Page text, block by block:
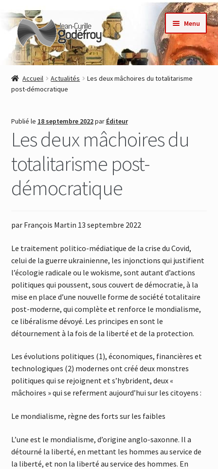
Aller
à
la
navigation
Aller
au
contenu
Menu
Accueil
Nos collections
Auteurs
Actualités
Contact
Commande
Accueil Actualités
Les deux mâchoires du totalitarisme
post-démocratique
Publié le 18 septembre 2022par Éditeur
Les deux mâchoires du
totalitarisme post-
démocratique
par François Martin 13 septembre 2022
Le traitement politico-médiatique de la crise du Covid,
celui de la guerre ukrainienne, les injonctions qui justifient
l’écologie radicale ou le wokisme, sont autant d’actions
politiques qui poussent, sous couvert de démocratie, à la
mise en place d’une nouvelle forme de société totalitaire
post-moderne, qui complète et renforce le mondialisme,
ce libéralisme dévoyé. Les principes en sont le
détournement à la fois de la liberté et de la protection.
Les évolutions politiques (1), économiques, financières et
technologiques (2) modernes ont créé deux monstres
politiques qui se rejoignent et s’hybrident, deux «
mâchoires » qui se referment aujourd’hui sur les citoyens :
Le mondialisme, règne des forts sur les faibles
L’une est le mondialisme, d’origine anglo-saxonne. Il a
détourné la liberté, en mettant les hommes au service de
la liberté, et non la liberté au service des hommes. En